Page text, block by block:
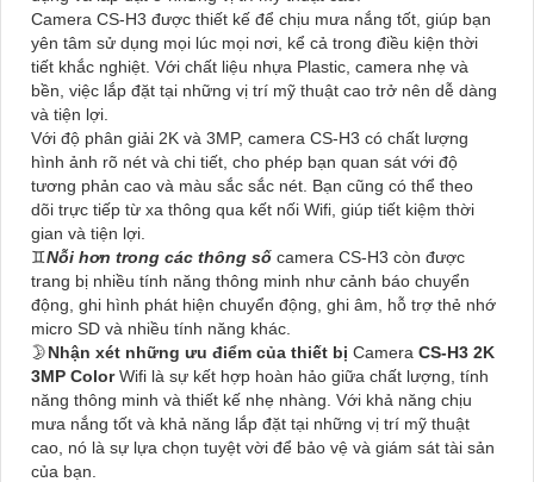
Camera CS-H3 được thiết kế để chịu mưa nắng tốt, giúp bạn
yên tâm sử dụng mọi lúc mọi nơi, kể cả trong điều kiện thời
tiết khắc nghiệt. Với chất liệu nhựa Plastic, camera nhẹ và
bền, việc lắp đặt tại những vị trí mỹ thuật cao trở nên dễ dàng
và tiện lợi.
Với độ phân giải 2K và 3MP, camera CS-H3 có chất lượng
hình ảnh rõ nét và chi tiết, cho phép bạn quan sát với độ
tương phản cao và màu sắc sắc nét. Bạn cũng có thể theo
dõi trực tiếp từ xa thông qua kết nối Wifi, giúp tiết kiệm thời
gian và tiện lợi.
♊Nỗi hơn trong các thông số camera CS-H3 còn được
trang bị nhiều tính năng thông minh như cảnh báo chuyển
động, ghi hình phát hiện chuyển động, ghi âm, hỗ trợ thẻ nhớ
micro SD và nhiều tính năng khác.
🌛Nhận xét những ưu điểm của thiết bị Camera CS-H3 2K
3MP ColorWifi là sự kết hợp hoàn hảo giữa chất lượng, tính
năng thông minh và thiết kế nhẹ nhàng. Với khả năng chịu
mưa nắng tốt và khả năng lắp đặt tại những vị trí mỹ thuật
cao, nó là sự lựa chọn tuyệt vời để bảo vệ và giám sát tài sản
của bạn.